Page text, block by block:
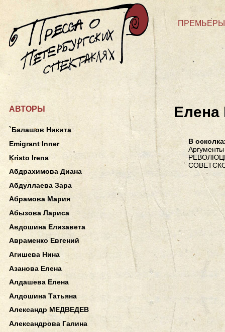
ПРЕМЬЕРЫ
Елена
В
АВТОРЫ
`Балашов Никита
Emigrant Inner
Kristo Irena
Абдрахимова Диана
Абдуллаева Зара
Абрамова Мария
Абызова Лариса
Авдошина Елизавета
Авраменко Евгений
Агишева Нина
Азанова Елена
Алдашева Елена
Алдошина Татьяна
Александр МЕДВЕДЕВ
Александрова Галина